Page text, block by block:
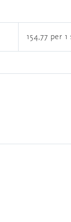
154,77 per 1